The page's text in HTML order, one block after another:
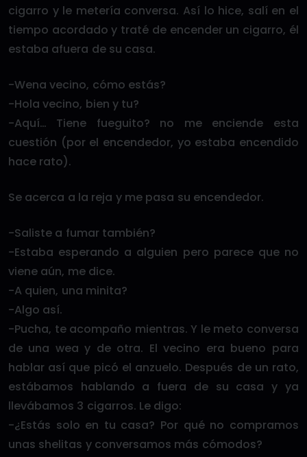
cigarro y le metería conversa. Así lo hice, salí en el
tiempo acordado y traté de encender un cigarro, él
estaba afuera de su casa.
-Wena vecino, cómo estás?
-Hola vecino, bien y tu?
-Aquí… Tiene fueguito? no me enciende esta
cuestión (por el encendedor, yo estaba encendido
hace rato).
Se acerca a la reja y me pasa su encendedor.
-Saliste a fumar también?
-Estaba esperando a alguien pero parece que no
viene aún, me dice.
-A quien, una minita?
-Algo así.
-Pucha, te acompaño mientras. Y le meto conversa
de una wea y de otra. El vecino era bueno para
hablar así que picó el anzuelo. Después de un rato,
estábamos hablando a fuera de su casa y ya
llevábamos 3 cigarros. Le digo:
-¿Estás solo en tu casa? Por qué no compramos
unas shelitas y conversamos más cómodos?